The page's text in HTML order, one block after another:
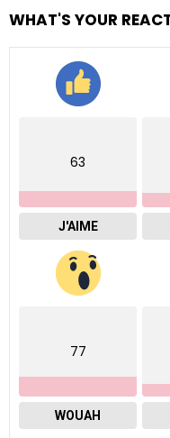
WHAT'S YOUR
63
J'AIME
77
WOUAH